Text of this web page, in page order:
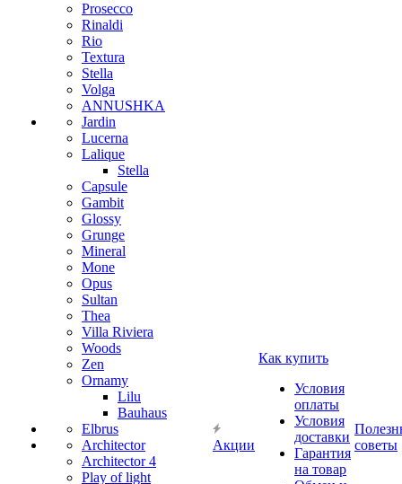
Prosecco
Rinaldi
Rio
Textura
Stella
Volga
ANNUSHKA
Jardin
Lucerna
Lalique
Stella
Capsule
Gambit
Glossy
Grunge
Mineral
Mone
Opus
Sultan
Thea
Villa Riviera
Woods
Zen
Ornamy
Lilu
Bauhaus
Elbrus
Architector
Architector 4
Play of light
Акции
Как купить
Условия
оплаты
Условия
доставки
Гарантия
на товар
советы